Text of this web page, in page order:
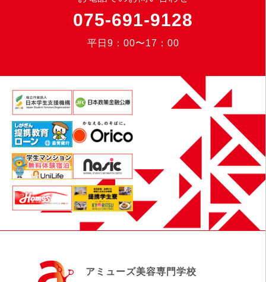
075-691-9128
平日9：00〜17：00
アミューズ美容専門学校